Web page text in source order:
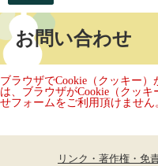
お問い合わせ
ブラウザでCookie（クッキー
は、ブラウザがCookie（クッ
せフォームをご利用頂けません
リンク・著作権・免